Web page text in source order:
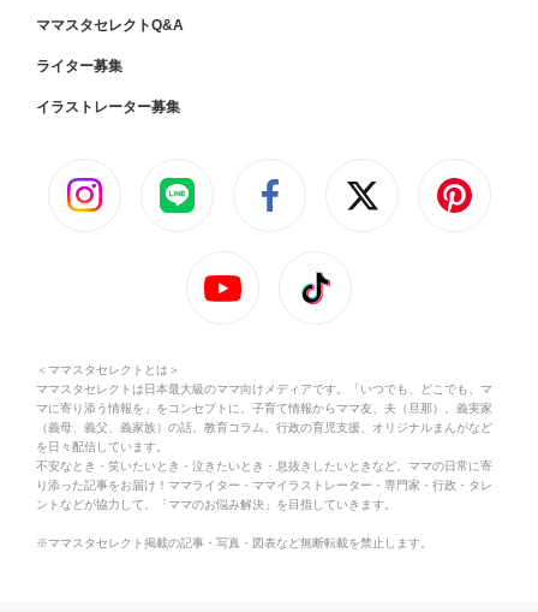
ママスタセレクトQ&A
ライター募集
イラストレーター募集
＜ママスタセレクトとは＞
ママスタセレクトは日本最大級のママ向けメディアです。「いつでも、どこでも、マ
マに寄り添う情報を」をコンセプトに、子育て情報からママ友、夫（旦那）、義実家
（義母、義父、義家族）の話、教育コラム、行政の育児支援、オリジナルまんがなど
を日々配信しています。
不安なとき・笑いたいとき・泣きたいとき・息抜きしたいときなど、ママの日常に寄
り添った記事をお届け！ママライター・ママイラストレーター・専門家・行政・タレ
ントなどが協力して、「ママのお悩み解決」を目指していきます。
※ママスタセレクト掲載の記事・写真・図表など無断転載を禁止します。